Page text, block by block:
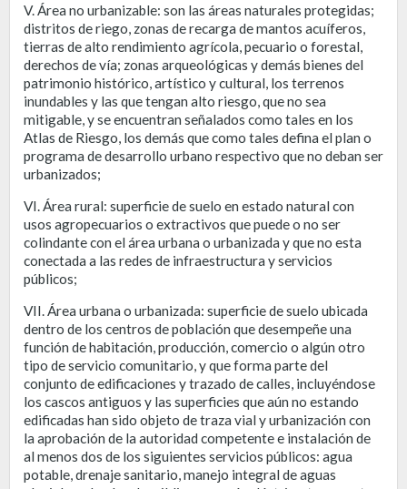
V. Área no urbanizable: son las áreas naturales protegidas;
distritos de riego, zonas de recarga de mantos acuíferos,
tierras de alto rendimiento agrícola, pecuario o forestal,
derechos de vía; zonas arqueológicas y demás bienes del
patrimonio histórico, artístico y cultural, los terrenos
inundables y las que tengan alto riesgo, que no sea
mitigable, y se encuentran señalados como tales en los
Atlas de Riesgo, los demás que como tales defina el plan o
programa de desarrollo urbano respectivo que no deban ser
urbanizados;
VI. Área rural: superficie de suelo en estado natural con
usos agropecuarios o extractivos que puede o no ser
colindante con el área urbana o urbanizada y que no esta
conectada a las redes de infraestructura y servicios
públicos;
VII. Área urbana o urbanizada: superficie de suelo ubicada
dentro de los centros de población que desempeñe una
función de habitación, producción, comercio o algún otro
tipo de servicio comunitario, y que forma parte del
conjunto de edificaciones y trazado de calles, incluyéndose
los cascos antiguos y las superficies que aún no estando
edificadas han sido objeto de traza vial y urbanización con
la aprobación de la autoridad competente e instalación de
al menos dos de los siguientes servicios públicos: agua
potable, drenaje sanitario, manejo integral de aguas